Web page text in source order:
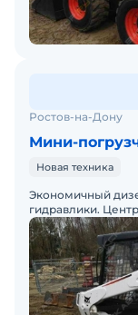
Ростов-на-Дону
Мини-
Новая техника
Экономичный
гидравлики.
компьютерным
кабина, есть